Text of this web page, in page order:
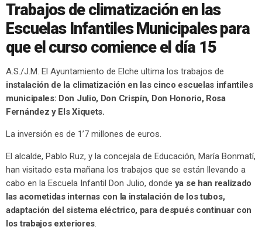
Trabajos de climatización en las
Escuelas Infantiles Municipales para
que el curso comience el día 15
A.S./J.M. El Ayuntamiento de Elche ultima los trabajos de
instalación de la climatización en las cinco escuelas infantiles
municipales: Don Julio, Don Crispín, Don Honorio, Rosa
Fernández y Els Xiquets.
La inversión es de 1’7 millones de euros.
El alcalde, Pablo Ruz, y la concejala de Educación, María Bonmatí,
han visitado esta mañana los trabajos que se están llevando a
cabo en la Escuela Infantil Don Julio, donde ya se han realizado
las acometidas internas con la instalación de los tubos,
adaptación del sistema eléctrico, para después continuar con
los trabajos exteriores.